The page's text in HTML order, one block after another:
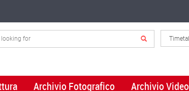
Archivio Fotografico Archivio Video